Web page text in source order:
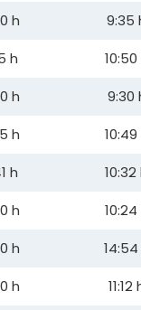
h 9:35
h 10:50
h 9:30
h 10:49
h 10:32
h 10:24
h
h 11:12